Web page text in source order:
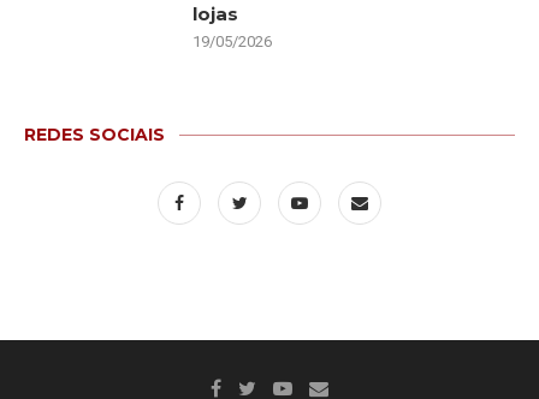
lojas
19/05/2026
REDES SOCIAIS